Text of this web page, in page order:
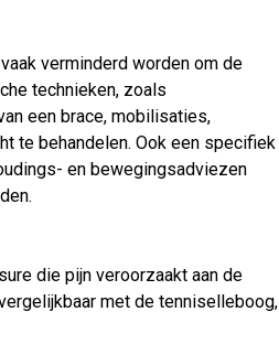
verminderd worden om de
technieken, zoals
een brace, mobilisaties,
te behandelen. Ook een specifiek
en bewegingsadviezen
die pijn veroorzaakt aan de
met de tenniselleboog,